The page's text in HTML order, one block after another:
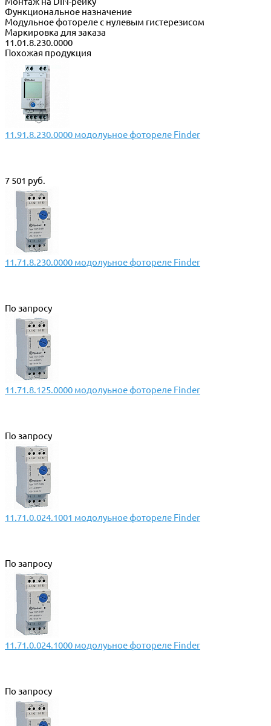
Функциональное назначение
Модульное фотореле с нулевым гистерезисом
Маркировка для заказа
11.01.8.230.0000
Похожая продукция
11.91.8.230.0000 модолуьное фотореле Finder
7 501 руб.
11.71.8.230.0000 модолуьное фотореле Finder
По запросу
11.71.8.125.0000 модолуьное фотореле Finder
По запросу
11.71.0.024.1001 модолуьное фотореле Finder
По запросу
11.71.0.024.1000 модолуьное фотореле Finder
По запросу